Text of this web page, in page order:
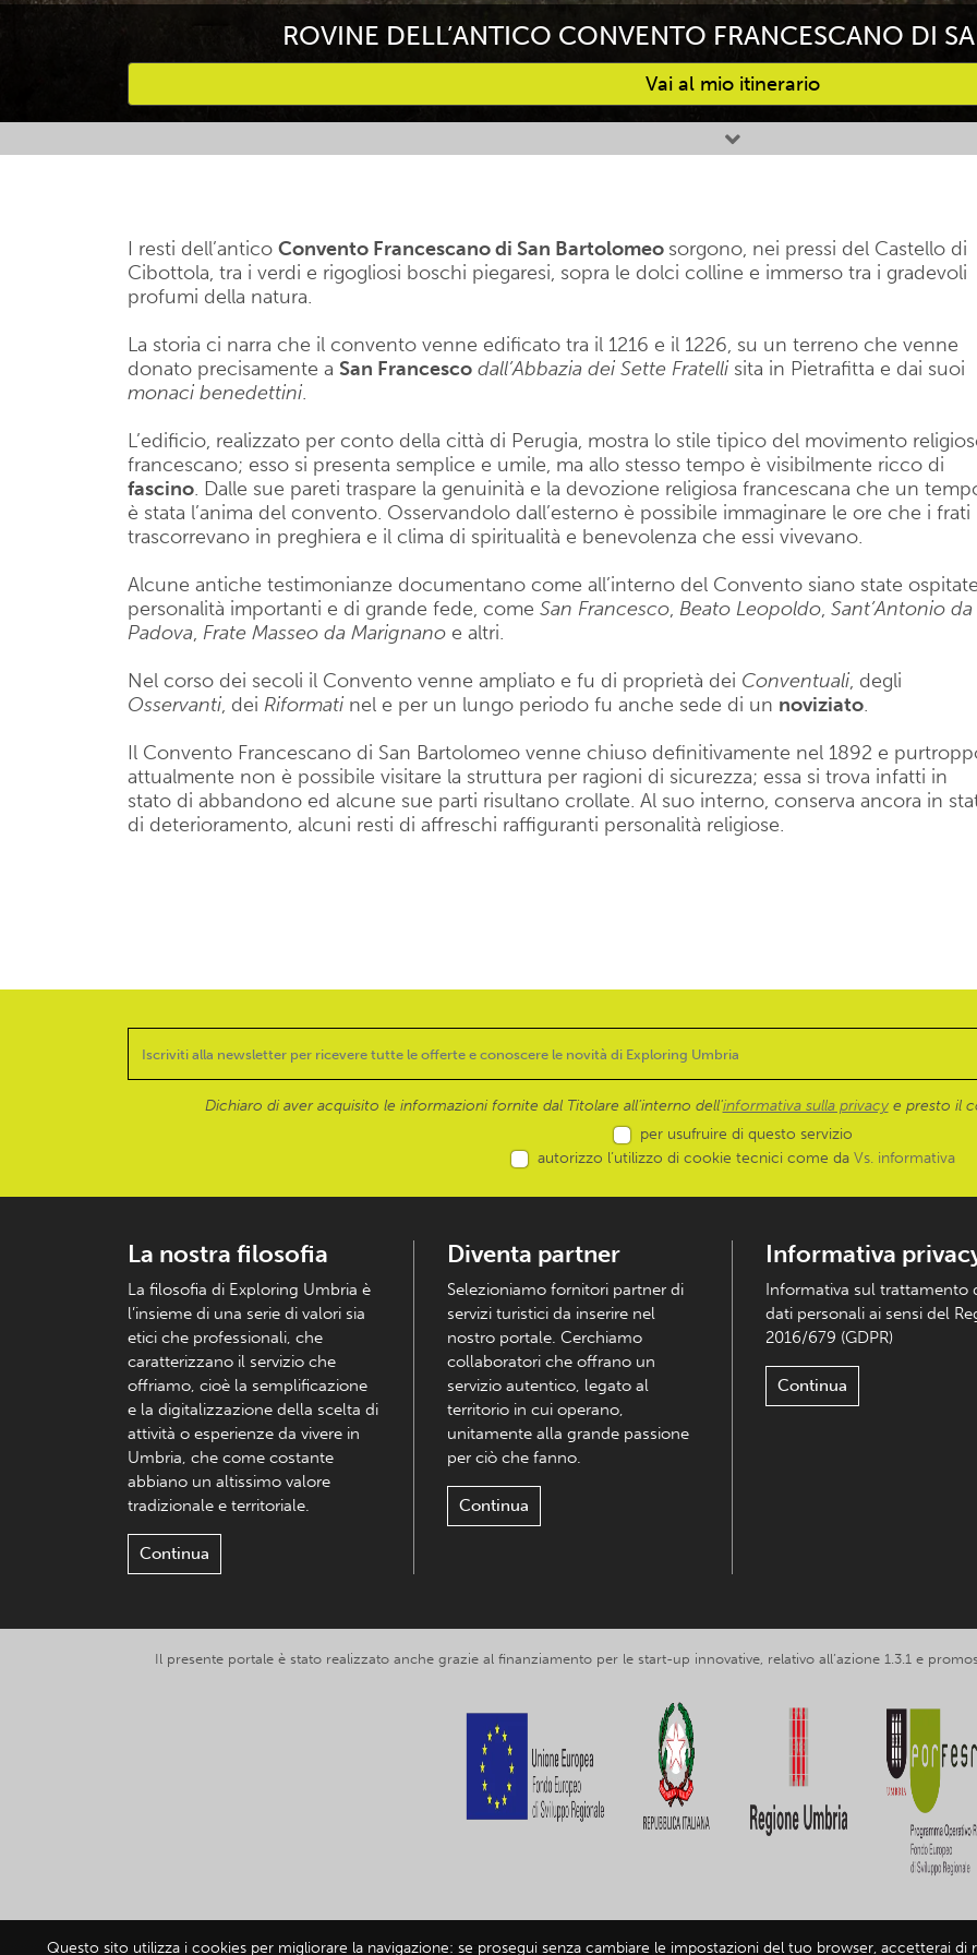
ROVINE DELL’ANTICO CONVENTO FRANCESCANO DI
Vai al mio itinerario
Attività preferite
I resti dell’antico Convento Francescano di San Bartolomeo sorgono, nei pressi del Castello di
Cibottola, tra i verdi e rigogliosi boschi piegaresi, sopra le dolci colline e immerso tra i gradevoli
profumi della natura.
La storia ci narra che il convento venne edificato tra il 1216 e il 1226, su un terreno che venne
donato precisamente a San Francesco dall’Abbazia dei Sette Fratelli sita in Pietrafitta e dai suoi
monaci benedettini.
L’edificio, realizzato per conto della città di Perugia, mostra lo stile tipico del movimento
francescano; esso si presenta semplice e umile, ma allo stesso tempo è visibilmente ricco di
fascino. Dalle sue pareti traspare la genuinità e la devozione religiosa francescana che un
è stata l’anima del convento. Osservandolo dall’esterno è possibile immaginare le ore che i frati
trascorrevano in preghiera e il clima di spiritualità e benevolenza che essi vivevano.
Alcune antiche testimonianze documentano come all’interno del Convento siano state ospitate
personalità importanti e di grande fede, come San Francesco, Beato Leopoldo, Sant’Antonio da
Padova, Frate Masseo da Marignano e altri.
Nel corso dei secoli il Convento venne ampliato e fu di proprietà dei Conventuali, degli
Osservanti, dei Riformati nel e per un lungo periodo fu anche sede di un noviziato.
Il Convento Francescano di San Bartolomeo venne chiuso definitivamente nel 1892 e
attualmente non è possibile visitare la struttura per ragioni di sicurezza; essa si trova infatti in
stato di abbandono ed alcune sue parti risultano crollate. Al suo interno, conserva ancora in
di deterioramento, alcuni resti di affreschi raffiguranti personalità religiose.
Dichiaro di aver acquisito le informazioni fornite dal Titolare all’interno dell'informativa sulla privacye presto il
per usufruire di questo servizio
autorizzo l’utilizzo di cookie tecnici come da Vs. informativa
La nostra filosofia
La filosofia di Exploring Umbria è
l’insieme di una serie di valori sia
etici che professionali, che
caratterizzano il servizio che
offriamo, cioè la semplificazione
e la digitalizzazione della scelta di
attività o esperienze da vivere in
Umbria, che come costante
abbiano un altissimo valore
tradizionale e territoriale.
Continua
Diventa partner
Selezioniamo fornitori partner di
servizi turistici da inserire nel
nostro portale. Cerchiamo
collaboratori che offrano un
servizio autentico, legato al
territorio in cui operano,
unitamente alla grande passione
per ciò che fanno.
Continua
Informativa
Informativa sul trattamento
dati personali ai sensi del
2016/679 (GDPR)
Continua
Il presente portale è stato realizzato anche grazie al finanziamento per le start-up innovative, relativo all’azione 1.3.1 e
© 2019-2026 Exploring Umbria srl, partita IVA IT03602120549 -Informativa privacy-
Questo sito utilizza i cookies per migliorare la navigazione: se prosegui senza cambiare le impostazioni del tuo browser, accetterai